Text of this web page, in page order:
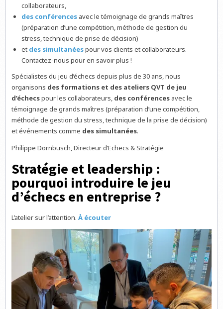
collaborateurs,
des conférences avec le témoignage de grands maîtres
(préparation d’une compétition, méthode de gestion du
stress, technique de prise de décision)
et des simultanéespour vos clients et collaborateurs.
Contactez-nous pour en savoir plus !
Spécialistes du jeu d’échecs depuis plus de 30 ans, nous
organisons des formations et des ateliers QVT de jeu
d’échecspour les collaborateurs, des conférences avec le
témoignage de grands maîtres (préparation d’une compétition,
méthode de gestion du stress, technique de la prise de décision)
et événements comme des simultanées.
Philippe Dornbusch, Directeur d’Echecs & Stratégie
Stratégie et leadership :
pourquoi introduire le jeu
d’échecs en entreprise ?
L’atelier sur l’attention.À écouter